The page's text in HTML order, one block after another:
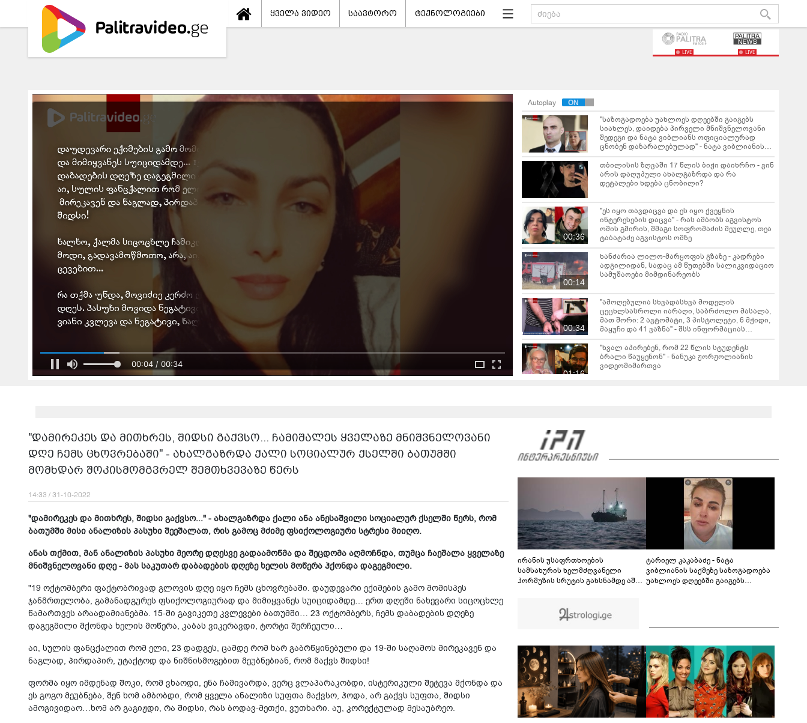
ყველა ვიდეო საავტორო ტექნოლოგიები
LIVE LIVE
00:04 / 00:34
Autoplay
"საზოგადოება უახლოეს დღეებში გაიგებს
სიახლეს, დაიდება პირველი მნიშვნელოვანი
შედეგი და ნატა ვიბლიანს ოფიციალურად
ცნობენ დაზარალებულად" - ნატა ვიბლიანის
საქმესთან დაკავშირებით ტარიელ კაკაბაძე
ინფორმაციას ავრცელებს
თბილისის ზღვაში 17 წლის ბიჭი დაიხრჩო - ვინ
არის დაღუპული ახალგაზრდა და რა
დეტალები ხდება ცნობილი?
00:36
"ეს იყო თავდაცვა და ეს იყო ქვეყნის
ინტერესების დაცვა" - რას ამბობს აგვისტოს
ომის გმირის, შმაგი სოფრომაძის მეუღლე, თეა
ტაბატაძე აგვისტოს ომზე
00:14
ხანძარია ლილო-მარყოფის გზაზე - კადრები
ადგილიდან, სადაც ამ წუთებში სალიკვიდაციო
სამუშაოები მიმდინარეობს
00:34
"ამოღებულია სხვადასხვა მოდელის
ცეცხლსასროლი იარაღი, საბრძოლო მასალა,
მათ შორი: 2 ავტომატი, 3 პისტოლეტი, 6 მჭიდი,
მაყუჩი და 41 ვაზნა" - შსს ინფორმაციას
ავრცელებს
01:16
"ხვალ აპირებენ, რომ 22 წლის სტუდენტს
ბრალი წაუყენონ" - ნანუკა ჟორჟოლიანის
ვიდეომიმართვა
იქნება უახლოეს დღეებში?
01:55
"ასფალტზე თავი მრავალჯერ დამარტყმევინეს,
მირტყეს მუშტები" - რას ჰყვება დავით
დვალიშვილი, რომელზეც
არასრულწლოვანებმა ფიზიკურად იძალადეს?
06:52
"გიზიარებთ კადრებს აფხაზეთიდან... ვიცი,
ბევრს გაინტერესებთ, როგორია იქაურობა
დღეს" - რა ვიდეო ვრცელდება სოციალურ
ქსელში?
"დამირეკეს და მითხრეს, შიდსი გაქვსო... ჩამიშალეს ყველაზე მნიშვნელოვანი
დღე ჩემს ცხოვრებაში" - ახალგაზრდა ქალი სოციალურ ქსელში ბათუმში
მომხდარ შოკისმომგვრელ შემთხვევაზე წერს
14:33 / 31-10-2022
"დამირეკეს და მითხრეს, შიდსი გაქვსო..." - ახალგაზრდა ქალი ანა ანესაშვილი სოციალურ ქსელში წერს, რომ
ბათუმში მისი ანალიზის პასუხი შეეშალათ, რის გამოც მძიმე ფსიქოლოგიური სტრესი მიიღო.
ანას თქმით, მან ანალიზის პასუხი მეორე დღესვე გადაამოწმა და შეცდომა აღმოჩნდა, თუმცა ჩაეშალა ყველაზე
მნიშვნელოვანი დღე - მას საკუთარ დაბადების დღეზე ხელის მოწერა ჰქონდა დაგეგმილი.
"19 ოქტომბერი ფაქტობრივად გლოვის დღე იყო ჩემს ცხოვრებაში. დაუდევარი ექიმების გამო მომისპეს
ჯანმრთელობა, გამანადგურეს ფსიქოლოგიურად და მიმიყვანეს სუიციდამდე… ერთ დღეში ნახევარი სიცოცხლე
წამართვეს არაადამიანებმა. 15-ში გავიკეთე კვლევები ბათუმში… 23 ოქტომბერს, ჩემს დაბადების დღეზე
დაგეგმილი მქონდა ხელის მოწერა, კაბას ვიკერავდი, ტორტი შერჩეული…
აი, სულის ფანცქალით რომ ელი, 23 დადგეს, ცამდე რომ ხარ გაბრწყინებული და 19-ში საღამოს მირეკავენ და
ნაგლად, პირდაპირ, უტაქტოდ და ნიშნისმოგებით მეუბნებიან, რომ მაქვს შიდსი!
ფორმა იყო იმდენად შოკი, რომ ვხაოდი, ენა ჩამივარდა, ვერც ვლაპარაკობდი, ისტერიკული შეტევა მქონდა და
ეს გოგო მეუბნება, შენ ხომ ამბობდი, რომ ყველა ანალიზი სუფთა მაქვსო, ჰოდა, არ გაქვს სუფთა, შიდსი
ამოგივიდაო…ხომ არ გაგიჟდი, რა შიდსი, რას ბოდავ-მეთქი, ვუთხარი. აუ, კორექტულად მესაუბრეო.
ირანის უსაფრთხოების
სამსახურის ხელმძღვანელი
ჰორმუზის სრუტის გახსნამდე აშშ-ს
ტარიელ კაკაბაძე - ნატა
ვიბლიანის საქმეზე საზოგადოება
უახლოეს დღეებში გაიგებს